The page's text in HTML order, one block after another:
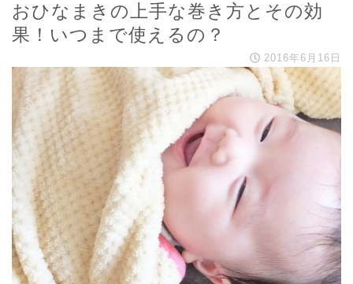
おひなまきの上手な巻き方とその効
果！いつまで使えるの？
2016年6月16日